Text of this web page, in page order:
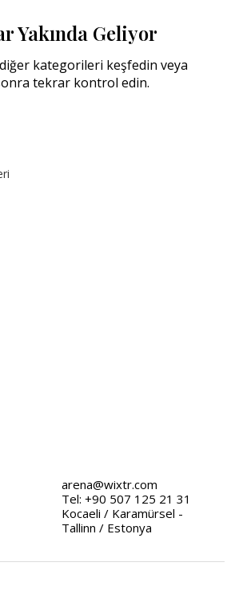
Yakında Geliyor
kategorileri keşfedin veya
tekrar kontrol edin.
arena@wixtr.com
Tel: +90 507 125 21 31
Kocaeli / Karamürsel -
Tallinn / Estonya